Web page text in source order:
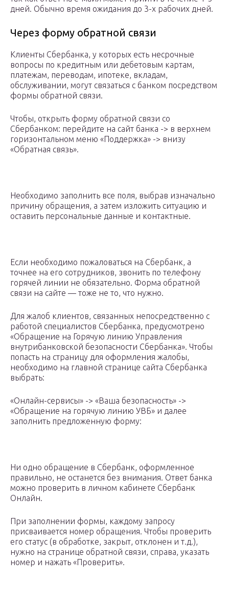
дней. Обычно время ожидания до 3-х рабочих дней.
Через форму обратной связи
Клиенты Сбербанка, у которых есть несрочные
вопросы по кредитным или дебетовым картам,
платежам, переводам, ипотеке, вкладам,
обслуживании, могут связаться с банком посредством
формы обратной связи.
Чтобы, открыть форму обратной связи со
Сбербанком: перейдите на сайт банка -> в верхнем
горизонтальном меню «Поддержка» -> внизу
«Обратная связь».
Необходимо заполнить все поля, выбрав изначально
причину обращения, а затем изложить ситуацию и
оставить персональные данные и контактные.
Если необходимо пожаловаться на Сбербанк, а
точнее на его сотрудников, звонить по телефону
горячей линии не обязательно. Форма обратной
связи на сайте — тоже не то, что нужно.
Для жалоб клиентов, связанных непосредственно с
работой специалистов Сбербанка, предусмотрено
«Обращение на Горячую линию Управления
внутрибанковской безопасности Сбербанка». Чтобы
попасть на страницу для оформления жалобы,
необходимо на главной странице сайта Сбербанка
выбрать:
«Онлайн-сервисы» -> «Ваша безопасность» ->
«Обращение на горячую линию УВБ» и далее
заполнить предложенную форму:
Ни одно обращение в Сбербанк, оформленное
правильно, не останется без внимания. Ответ банка
можно проверить в личном кабинете Сбербанк
Онлайн.
При заполнении формы, каждому запросу
присваивается номер обращения. Чтобы проверить
его статус (в обработке, закрыт, отклонен и т.д.),
нужно на странице обратной связи, справа, указать
номер и нажать «Проверить».